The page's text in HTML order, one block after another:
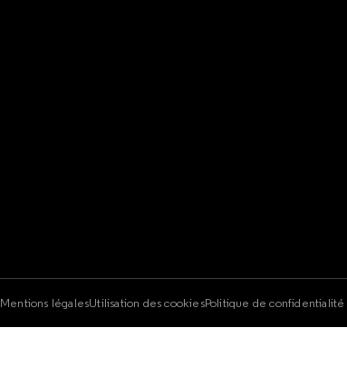
Mentions légalesUtilisation des cookiesPolitique de